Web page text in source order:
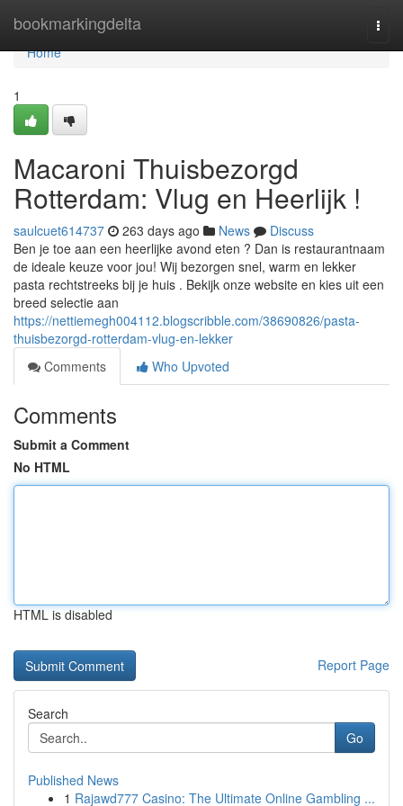
bookmarkingdelta
Home
Home
1
Macaroni Thuisbezorgd
Rotterdam: Vlug en Heerlijk !
saulcuet614737 263 days ago News
Discuss
Ben je toe aan een heerlijke avond eten ? Dan is restaurantnaam
de ideale keuze voor jou! Wij bezorgen snel, warm en lekker
pasta rechtstreeks bij je huis . Bekijk onze website en kies uit een
breed selectie aan
https://nettiemegh004112.blogscribble.com/38690826/pasta-
thuisbezorgd-rotterdam-vlug-en-lekker
Comments
Who Upvoted
Comments
Submit a Comment
No HTML
HTML is disabled
Report Page
Search
Go
Published News
1 Rajawd777 Casino: The Ultimate Online Gambling ...